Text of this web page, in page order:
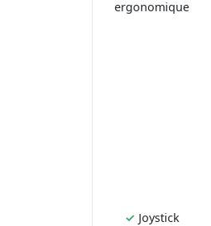
ergonomique
✓ Joystick